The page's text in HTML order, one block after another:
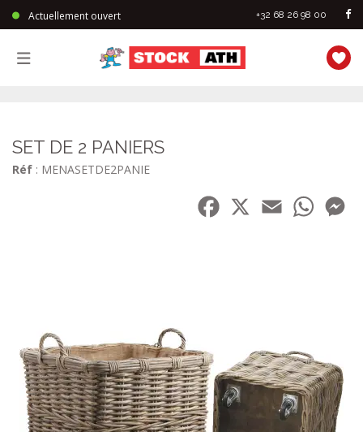
Actuellement ouvert +32 68 26 98 00
SET DE 2 PANIERS
Réf : MENASETDE2PANIE
Facebook
Email